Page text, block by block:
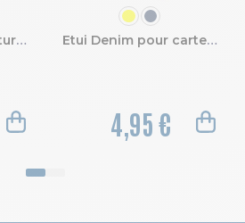
Pochette mixte voiture Denim
COULEUR
Etui Denim pour carte grise - 8.5 x 13.2 cm
4,95 €